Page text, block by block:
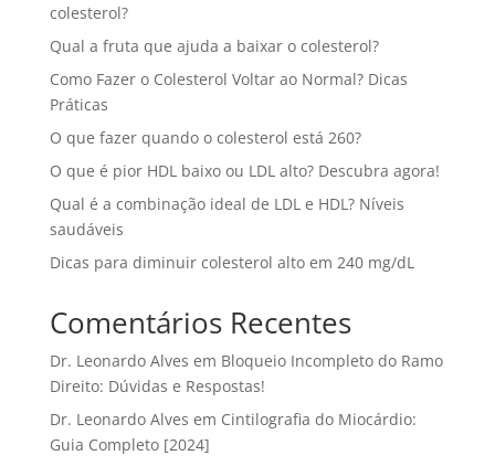
colesterol?
Qual a fruta que ajuda a baixar o colesterol?
Como Fazer o Colesterol Voltar ao Normal? Dicas
Práticas
O que fazer quando o colesterol está 260?
O que é pior HDL baixo ou LDL alto? Descubra agora!
Qual é a combinação ideal de LDL e HDL? Níveis
saudáveis
Dicas para diminuir colesterol alto em 240 mg/dL
Comentários Recentes
Dr. Leonardo Alves em Bloqueio Incompleto do Ramo
Direito: Dúvidas e Respostas!
Dr. Leonardo Alves em Cintilografia do Miocárdio:
Guia Completo [2024]